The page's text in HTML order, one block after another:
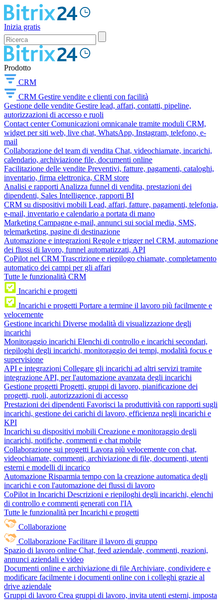
Inizia gratis
Prodotto
CRM
CRM Gestire vendite e clienti con facilità
Gestione delle vendite Gestire lead, affari, contatti, pipeline,
autorizzazioni di accesso e ruoli
Contact center Comunicazioni omnicanale tramite moduli CRM,
widget per siti web, live chat, WhatsApp, Instagram, telefono, e-
mail
Collaborazione del team di vendita Chat, videochiamate, incarichi,
calendario, archiviazione file, documenti online
Facilitazione delle vendite Preventivi, fatture, pagamenti, cataloghi,
inventario, firma elettronica, CRM store
Analisi e rapporti Analizza funnel di vendita, prestazioni dei
dipendenti, Sales Intelligence, rapporti BI
CRM su dispositivi mobili Lead, affari, fatture, pagamenti, telefonia,
e-mail, inventario e calendario a portata di mano
Marketing Campagne e-mail, annunci sui social media, SMS,
telemarketing, pagine di destinazione
Automazione e integrazioni Regole e trigger nel CRM, automazione
dei flussi di lavoro, funnel automatizzati, API
CoPilot nel CRM Trascrizione e riepilogo chiamate, completamento
automatico dei campi per gli affari
Tutte le funzionalità CRM
Incarichi e progetti
Incarichi e progetti Portare a termine il lavoro più facilmente e
velocemente
Gestione incarichi Diverse modalità di visualizzazione degli
incarichi
Monitoraggio incarichi Elenchi di controllo e incarichi secondari,
riepiloghi degli incarichi, monitoraggio dei tempi, modalità focus e
supervisione
API e integrazioni Collegare gli incarichi ad altri servizi tramite
integrazione API, per l'automazione avanzata degli incarichi
Gestione progetti Progetti, gruppi di lavoro, pianificazione dei
progetti, ruoli, autorizzazioni di accesso
Prestazioni dei dipendenti Favorisci la produttività con rapporti sugli
incarichi, gestione dei carichi di lavoro, efficienza negli incarichi e
KPI
Incarichi su dispositivi mobili Creazione e monitoraggio degli
incarichi, notifiche, commenti e chat mobile
Collaborazione sui progetti Lavora più velocemente con chat,
videochiamate, commenti, archiviazione di file, documenti, utenti
esterni e modelli di incarico
Automazione Risparmia tempo con la creazione automatica degli
incarichi e con l'automazione dei flussi di lavoro
CoPilot in Incarichi Descrizioni e riepiloghi degli incarichi, elenchi
di controllo e commenti generati con l'IA
Tutte le funzionalità per Incarichi e progetti
Collaborazione
Collaborazione Facilitare il lavoro di gruppo
Spazio di lavoro online Chat, feed aziendale, commenti, reazioni,
annunci aziendali e video
Documenti online e archiviazione di file Archiviare, condividere e
modificare facilmente i documenti online con i colleghi grazie al
drive aziendale
Gruppi di lavoro Crea gruppi di lavoro, invita utenti esterni, imposta